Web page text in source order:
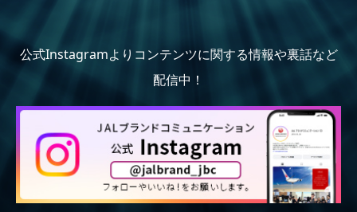
公式Instagramよりコンテンツに関する情報や裏話など
配信中！